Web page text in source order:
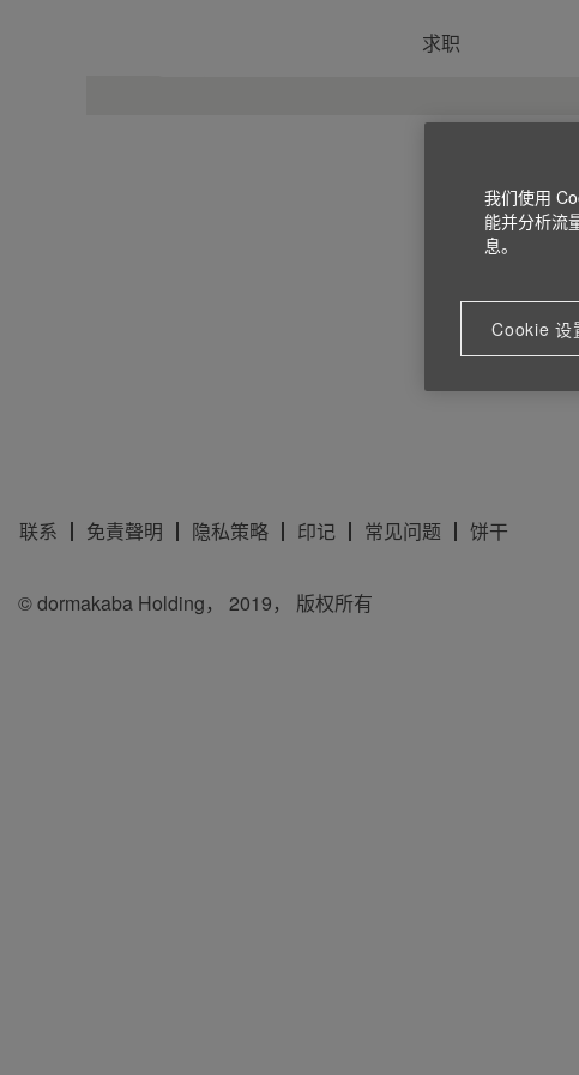
求职
联系 免責聲明 隐私策略 印记 常见问题 饼干
© dormakaba Holding， 2019， 版权所有
我们使用
能并分析流
息。
Cookie 设